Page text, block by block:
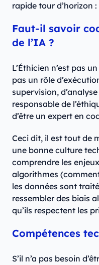
rapide tour d’horizon :
Faut-il savoir
de l’IA ?
L’Éthicien n’est pas un
pas un rôle
supervision,
responsable de
d’être un expert en
Ceci dit, il est tout de
une bonne culture
comprendre les
algorithmes
les données sont
ressembler des biais
qu’ils respectent les
Compétences
S’il n’a pas besoin